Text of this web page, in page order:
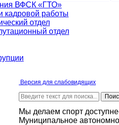
ВФСК «ГТО»
кадровой работы
отдел
отдел
Версия для слабовидящих
Мы делаем спорт
Муниципальное